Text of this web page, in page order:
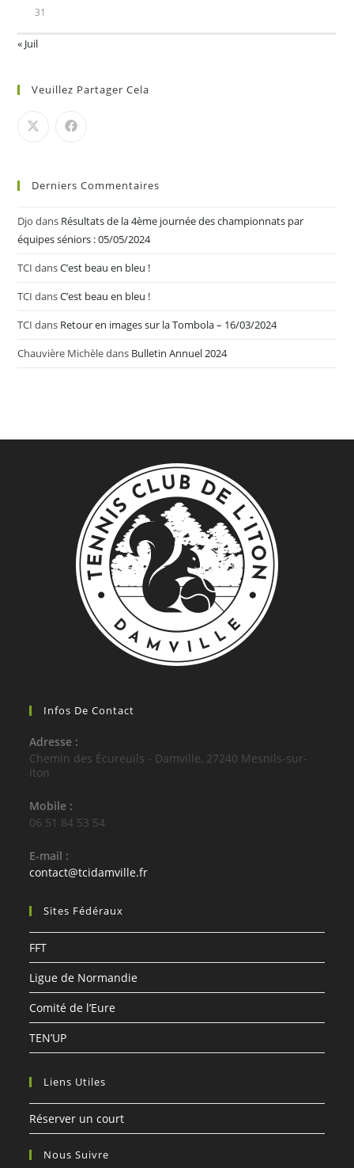
31
« Juil
Veuillez Partager Cela
Derniers Commentaires
Djo dans Résultats de la 4ème journée des championnats par
équipes séniors : 05/05/2024
TCI dansC’est beau en bleu !
TCI dansC’est beau en bleu !
TCI dans Retour en images sur la Tombola – 16/03/2024
Chauvière Michèledans Bulletin Annuel 2024
Infos De Contact
Adresse :
Chemin des Écureuils - Damville, 27240 Mesnils-sur-
Iton
Mobile :
06 51 84 53 54
E-mail :
contact@tcidamville.frS’ouvre
Sites Fédéraux
FFT
Ligue de Normandie
Comité de l’Eure
TEN’UP
Liens Utiles
Réserver un court
Nous Suivre